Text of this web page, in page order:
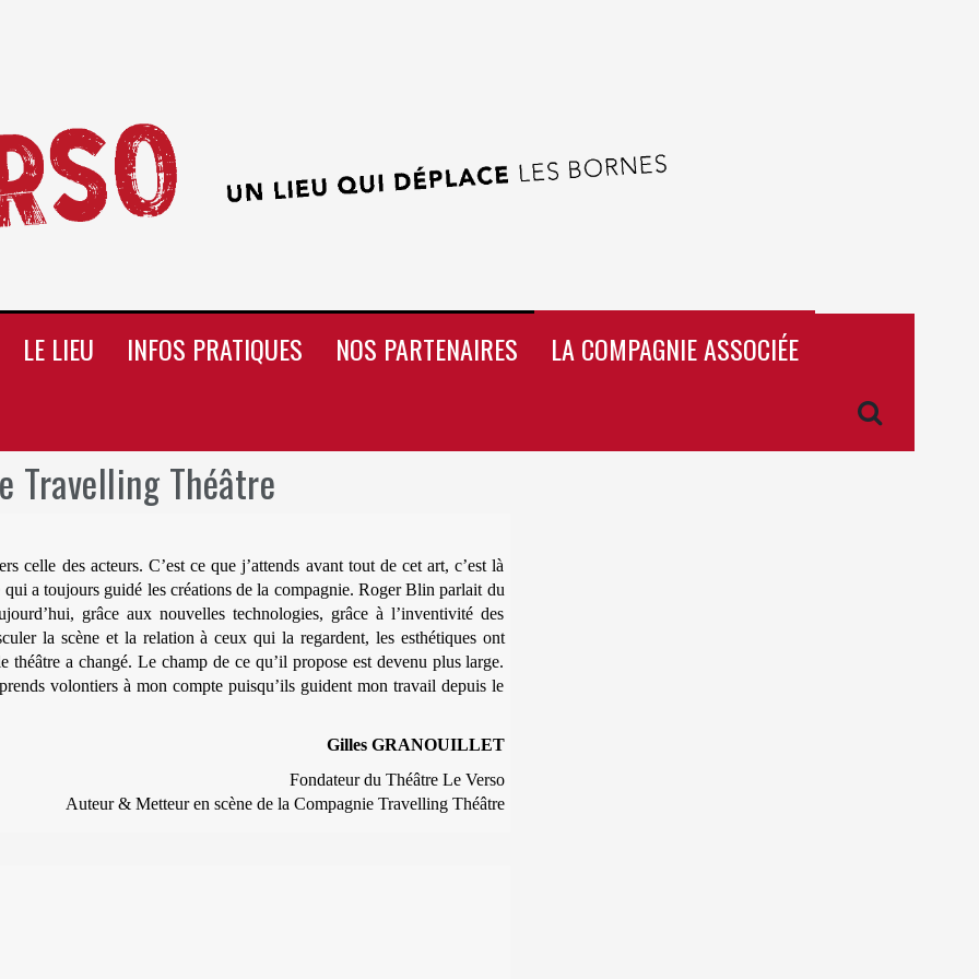
LE LIEU INFOS PRATIQUES NOS PARTENAIRES
LA COMPAGNIE ASSOCIÉE
Travelling Théâtre
celle des acteurs. C’est ce que j’attends avant tout de cet art, c’est là
a toujours guidé les créations de la compagnie. Roger Blin parlait du
grâce aux nouvelles technologies, grâce à l’inventivité des
la scène et la relation à ceux qui la regardent, les esthétiques ont
a changé. Le champ de ce qu’il propose est devenu plus large.
volontiers à mon compte puisqu’ils guident mon travail depuis le
Gilles GRANOUILLET
Fondateur du Théâtre Le Verso
Auteur & Metteur en scène de la Compagnie Travelling Théâtre